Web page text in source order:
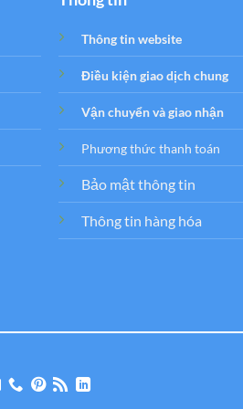
Thông tin website
Điều kiện giao dịch chung
Vận chuyển và giao nhận
Phương thức thanh toán
Bảo mật thông tin
Thông tin hàng hóa